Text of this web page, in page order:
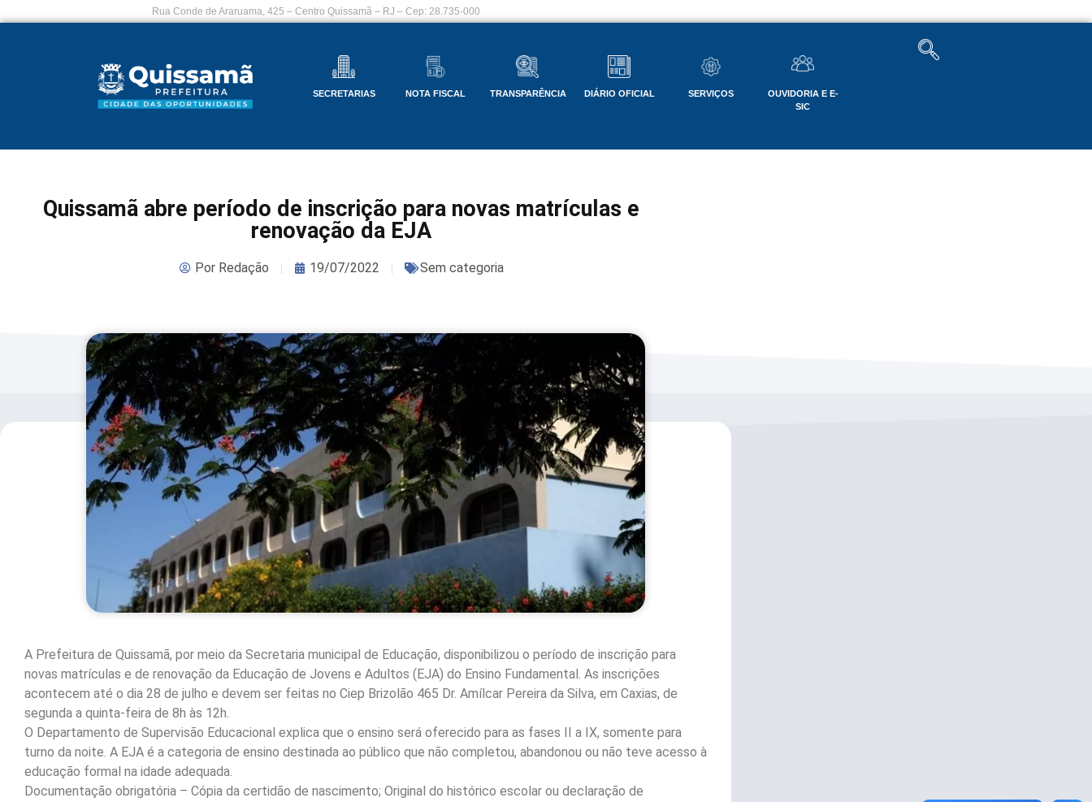
Rua Conde de Araruama, 425 – Centro Quissamã – RJ – Cep: 28.735-000
SECRETARIAS NOTA FISCAL TRANSPARÊNCIA DIÁRIO OFICIAL SERVIÇOS
OUVIDORIA E E-
SIC
Quissamã abre período de inscrição para novas matrículas e
renovação da EJA
PorRedação 19/07/2022 Sem categoria
A Prefeitura de Quissamã, por meio da Secretaria municipal de Educação, disponibilizou o período de inscrição para
novas matrículas e de renovação da Educação de Jovens e Adultos (EJA) do Ensino Fundamental. As inscrições
acontecem até o dia 28 de julho e devem ser feitas no Ciep Brizolão 465 Dr. Amílcar Pereira da Silva, em Caxias, de
segunda a quinta-feira de 8h às 12h.
O Departamento de Supervisão Educacional explica que o ensino será oferecido para as fases II a IX, somente para
turno da noite. A EJA é a categoria de ensino destinada ao público que não completou, abandonou ou não teve acesso à
educação formal na idade adequada.
Documentação obrigatória – Cópia da certidão de nascimento; Original do histórico escolar ou declaração de